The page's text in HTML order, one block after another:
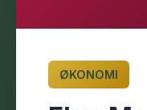
ØKONOMI